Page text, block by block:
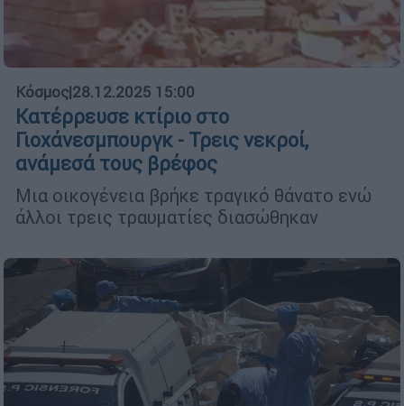
Κόσμος|28.12.2025 15:00
Κατέρρευσε κτίριο στο
Γιοχάνεσμπουργκ - Τρεις νεκροί,
ανάμεσά τους βρέφος
Μια οικογένεια βρήκε τραγικό θάνατο ενώ
άλλοι τρεις τραυματίες διασώθηκαν